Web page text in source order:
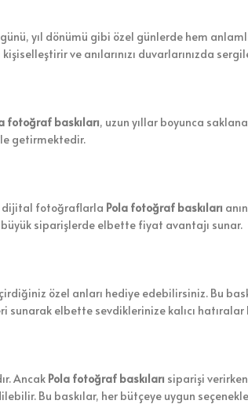
yıl dönümü gibi özel günlerde hem
ve anılarınızı duvarlarınızda
fotoğraf baskıları, uzun yıllar boyunca
getirmektedir.
dijital fotoğraflarla Pola fotoğraf baskıları
siparişlerde elbette fiyat avantajı sunar.
özel anları hediye edebilirsiniz. Bu
sunarak elbette sevdiklerinize kalıcı hatıralar
Ancak Pola fotoğraf baskıları siparişi
Bu baskılar, her bütçeye uygun